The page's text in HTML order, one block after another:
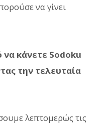
να γίνει
να κάνετε Sodoku
την τελευταία
λεπτομερώς τις